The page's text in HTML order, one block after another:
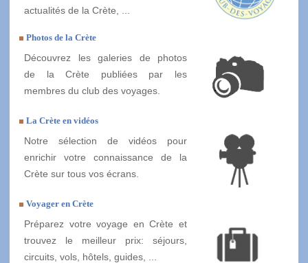
actualités de la Crète, ...
Photos de la Crète
Découvrez les galeries de photos
de la Crète publiées par les
membres du club des voyages.
La Crète en vidéos
Notre sélection de vidéos pour
enrichir votre connaissance de la
Crète sur tous vos écrans.
Voyager en Crète
Préparez votre voyage en Crète et
trouvez le meilleur prix: séjours,
circuits, vols, hôtels, guides, ...